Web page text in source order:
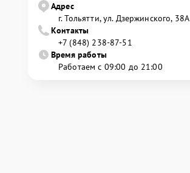
Адрес
г. Тольятти, ул. Дзержинского, 38А
Контакты
+7 (848) 238-87-51
Время работы
Работаем с 09:00 до 21:00